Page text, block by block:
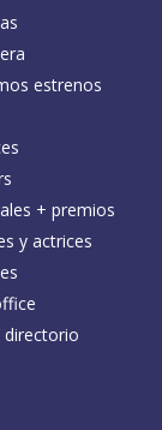
estrenos
+ premios
y actrices
directorio